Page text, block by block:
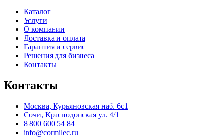
Каталог
Услуги
О компании
Доставка и оплата
Гарантия и сервис
Решения для бизнеса
Контакты
Контакты
Москва, Курьяновская наб. 6с1
Сочи, Краснодонская ул. 4/1
8 800 600 54 84
info@cormilec.ru